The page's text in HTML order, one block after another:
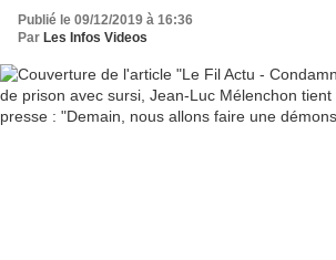
faire une démonstration de
Publié le 09/12/2019 à 16:36
Par Les Infos Videos